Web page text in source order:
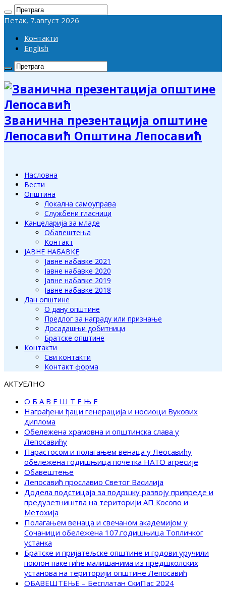
Петак, 7.август 2026
Контакти
English
Званична презентација општине
Лепосавић Општина Лепосавић
Насловна
Вести
Општина
Локална самоуправа
Службени гласници
Канцеларија за младе
Обавештења
Контакт
ЈАВНЕ НАБАВКЕ
Јавне набавке 2021
Јавне набавке 2020
Јавне набавке 2019
Јавне набавке 2018
Дан општине
О дану општине
Предлог за награду или признање
Досадашњи добитници
Братске општине
Контакти
Сви контакти
Контакт форма
АКТУЕЛНО
О Б А В Е Ш Т Е Њ Е
Награђени ђаци генерација и носиоци Вукових
диплома
Обележена храмовна и општинска слава у
Лепосавићу
Парастосом и полагањем венаца у Леосавићу
обележена годишњица почетка НАТО агресије
Обавештење
Лепосавић прославио Светог Василија
Додела подстицаја за подршку развоју привреде и
предузетништва на територији АП Косово и
Метохија
Полагањем венаца и свечаном академијом у
Сочаници обележена 107.годишњица Топличког
устанка
Братске и пријатељске општине и грдови уручили
поклон пакетиће малишанима из предшколских
установа на територији општине Лепосавић
ОБАВЕШТЕЊЕ – Бесплатан СкиПас 2024